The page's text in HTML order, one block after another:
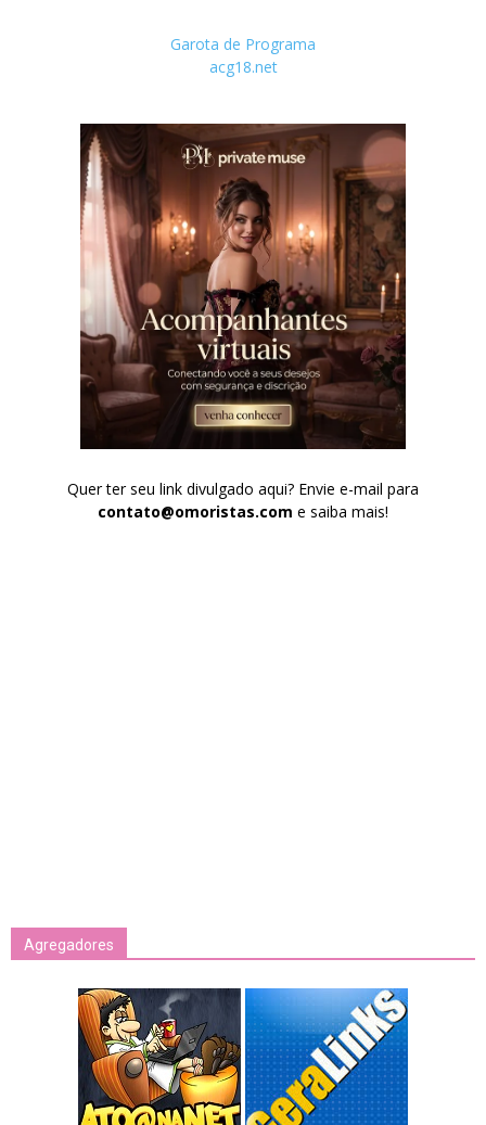
Garota de Programa
acg18.net
Quer ter seu link divulgado aqui? Envie e-mail para
contato@omoristas.com e saiba mais!
Agregadores